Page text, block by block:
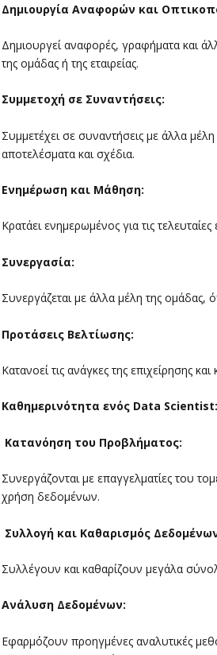
Δημιουργία Αναφορών και
Δημιουργεί αναφορές, γραφήματα και
της ομάδας ή της εταιρείας.
Συμμετοχή σε Συναντήσεις:
Συμμετέχει σε συναντήσεις με άλλα
αποτελέσματα και σχέδια.
Ενημέρωση και Μάθηση:
Κρατάει ενημερωμένος για τις
Συνεργασία:
Συνεργάζεται με άλλα μέλη της ομάδας,
Προτάσεις Βελτίωσης:
Κατανοεί τις ανάγκες της επιχείρησης
Καθημερινότητα ενός Data Scientist:
Κατανόηση του Προβλήματος:
Συνεργάζονται με επαγγελματίες του
χρήση δεδομένων.
Συλλογή και Καθαρισμός
Συλλέγουν και καθαρίζουν μεγάλα
Ανάλυση Δεδομένων:
Εφαρμόζουν προηγμένες αναλυτικές